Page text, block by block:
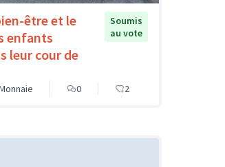
être et le
enfants
leur cour de
Soumis
au vote
0 2